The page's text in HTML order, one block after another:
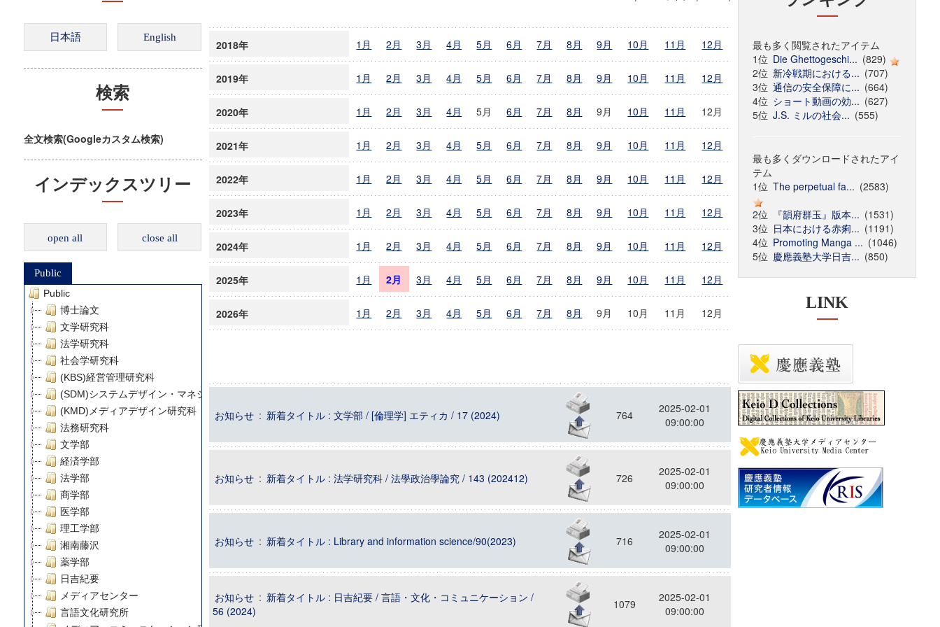
検索
全文検索(Googleカスタム検索)
インデックスツリー
open all close all
Public
Public
博士論文
文学研究科
法学研究科
社会学研究科
(KBS)経営管理研究科
(SDM)システムデザイン・マネジメント研究科
(KMD)メディアデザイン研究科
法務研究科
文学部
経済学部
法学部
商学部
医学部
理工学部
湘南藤沢
薬学部
日吉紀要
メディアセンター
言語文化研究所
2018年 1月 2月 3月 4月 5月 6月 7月 8月 9月 10月 11月 12月
2019年 1月 2月 3月 4月 5月 6月 7月 8月 9月 10月 11月 12月
2020年 1月 2月 3月 4月 5月 6月 7月 8月 9月 10月 11月 12月
2021年 1月 2月 3月 4月 5月 6月 7月 8月 9月 10月 11月 12月
2022年 1月 2月 3月 4月 5月 6月 7月 8月 9月 10月 11月 12月
2023年 1月 2月 3月 4月 5月 6月 7月 8月 9月 10月 11月 12月
2024年 1月 2月 3月 4月 5月 6月 7月 8月 9月 10月 11月 12月
2025年 1月 2月 3月 4月 5月 6月 7月 8月 9月 10月 11月 12月
2026年 1月 2月 3月 4月 5月 6月 7月 8月 9月 10月 11月 12月
お知らせ : 新着タイトル : 文学部 / [倫理学] エティカ / 17 (2024) 764
2025-02-01
09:00:00
お知らせ : 新着タイトル : 法学研究科 / 法學政治學論究 / 143 (202412) 726
2025-02-01
09:00:00
お知らせ : 新着タイトル : Library and information science/90(2023) 716
2025-02-01
09:00:00
お知らせ : 新着タイトル : 日吉紀要 / 言語・文化・コミュニケーション /
56 (2024)
1079
2025-02-01
09:00:00
最も多く閲覧されたアイテム
1位 Die Ghettogeschi... (829)
2位 新冷戦期における... (707)
3位 通信の安全保障に... (664)
4位 ショート動画の効... (627)
5位 J.S. ミルの社会... (555)
最も多くダウンロードされたアイ
テム
1位 The perpetual fa... (2583)
2位
『韻府群玉』版本... (1531)
3位 日本における赤痢... (1191)
4位 Promoting Manga ... (1046)
5位 慶應義塾大学日吉... (850)
LINK